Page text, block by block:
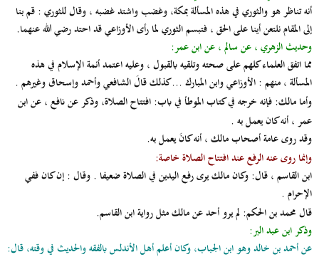
أنه تناظر هو والثوري في هذه المسألة بمكة، وغضب واشتد غضبه ، وقال للثوري : قم بنا
إلى المقام نلتعن أينا على الحق ، فتبسم الثوري لما رأى الأوزاعي قد احتد رضي الله عنهما.
وحديث الزهري ، عن سالم ، عن ابن عمر:
مما اتفق العلماء كلهم على صحته وتلقيه بالقبول ، وعليه اعتمد أئمة الإسلام في هذه
المسألة ، منهم : الأوزاعي وابن المبارك ...كذلك قالَ الشافعي وأحمد وإسحاق وغيرهم .
وأما مالك: فإنه خرجه في كتاب الموطأ في باب: افتتاح الصلاة، وذكر عن نافع ، عن ابن
عمر ، أنه كان يعمل به .
وقد روى عامة أصحاب مالك ، أنه كانَ يعمل به.
وإنما روى عنه الرفع عند افتتاح الصلاة خاصة:
ابن القاسم ، قال: وكان مالك يرى رفع اليدين في الصلاة ضعيفا . وقال : إن كان ففي
الإحرام .
قال محمد بن الحكم:لم يرو أحد عن مالك مثل رواية ابن القاسم.
وذكر ابن عبد البر:
عن أحمد بن خالد وهو ابن الجباب، وكان أعلم أهل الأندلس بالفقه والحديث في وقته، قال: